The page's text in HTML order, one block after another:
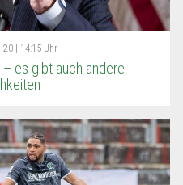
| 14:15 Uhr
es gibt auch andere